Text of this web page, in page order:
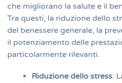
che migliorano la salute e il
Tra questi, la riduzione dello
del benessere generale, la
il potenziamento delle
particolarmente rilevanti.
Riduzione dello stress: